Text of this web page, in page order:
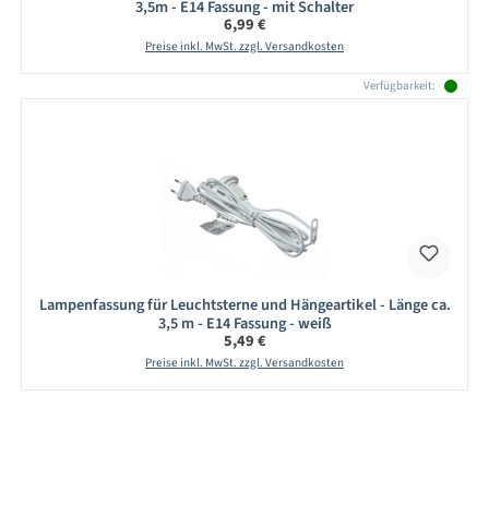
3,5m - E14 Fassung - mit Schalter
Regulärer Preis:
6,99 €
Preise inkl. MwSt. zzgl. Versandkosten
Verfügbarkeit:
Lampenfassung für Leuchtsterne und Hängeartikel - Länge ca.
3,5 m - E14 Fassung - weiß
Regulärer Preis:
5,49 €
Preise inkl. MwSt. zzgl. Versandkosten